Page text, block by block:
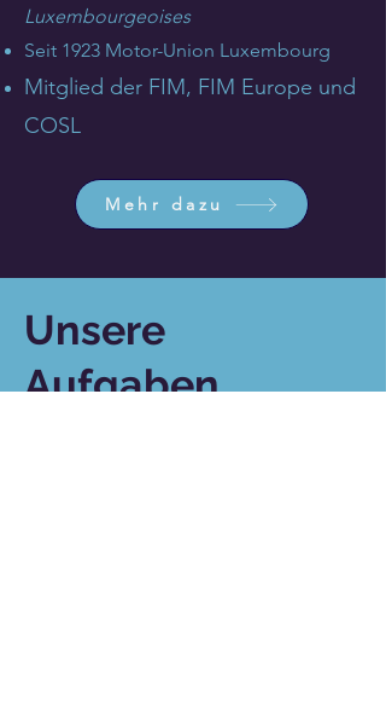
Luxembourgeoises
Seit 1923 Motor-Union Luxembourg
Mitglied der FIM, FIM Europe und
COSL
Mehr dazu
Unsere
Aufgaben